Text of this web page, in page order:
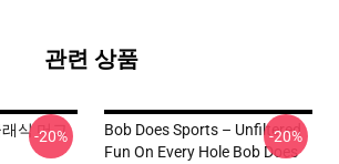
관련 상품
식 머그
-20%
Bob Does Sports – Unfiltered
Fun On Every Hole Bob Does
-20%